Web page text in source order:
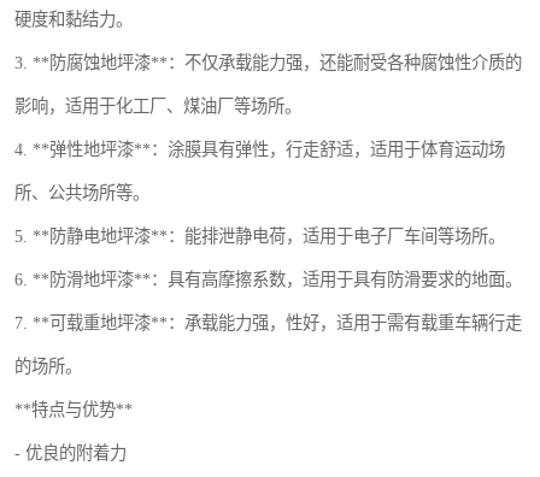
硬度和黏结力。
3. **防腐蚀地坪漆**：不仅承载能力强，还能耐受各种腐蚀性介质的
影响，适用于化工厂、煤油厂等场所。
4. **弹性地坪漆**：涂膜具有弹性，行走舒适，适用于体育运动场
所、公共场所等。
5. **防静电地坪漆**：能排泄静电荷，适用于电子厂车间等场所。
6. **防滑地坪漆**：具有高摩擦系数，适用于具有防滑要求的地面。
7. **可载重地坪漆**：承载能力强，性好，适用于需有载重车辆行走
的场所。
**特点与优势**
- 优良的附着力